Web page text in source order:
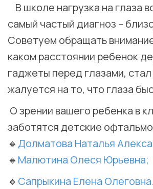
⠀В школе нагрузка на глаза
самый частый диагноз –
Советуем обращать
каком расстоянии ребенок
гаджеты перед глазами,
жалуется на то, что глаза
О зрении вашего ребенка в
заботятся детские
🔸 Долматова Наталья
🔸 Малютина Олеся Юрьевна;
🔸 Сапрыкина Елена Олеговна.